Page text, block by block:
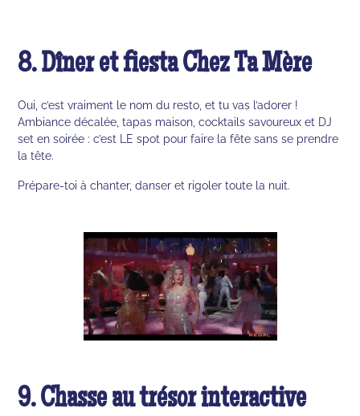
8. Dîner et fiesta Chez Ta Mère
Oui, c’est vraiment le nom du resto, et tu vas l’adorer !
Ambiance décalée, tapas maison, cocktails savoureux et DJ
set en soirée : c’est LE spot pour faire la fête sans se prendre
la tête.
Prépare-toi à chanter, danser et rigoler toute la nuit.
9. Chasse au trésor interactive